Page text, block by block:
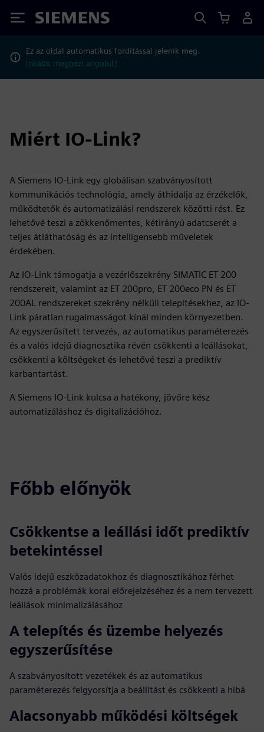
Siemens
Ez az oldal automatikus fordítással jelenik meg.
Inkább megnézi angolul?
Miért IO-Link?
A Siemens IO-Link egy globálisan szabványosított
kommunikációs technológia, amely áthidalja az érzékelők,
működtetők és automatizálási rendszerek közötti rést. Ez
lehetővé teszi a zökkenőmentes, kétirányú adatcserét a
teljes átláthatóság és az intelligensebb műveletek
érdekében.
Az IO-Link támogatja a vezérlőszekrény SIMATIC ET 200
rendszereit, valamint az ET 200pro, ET 200eco PN és ET
200AL rendszereket szekrény nélküli telepítésekhez, az IO-
Link páratlan rugalmasságot kínál minden környezetben.
Az egyszerűsített tervezés, az automatikus paraméterezés
és a valós idejű diagnosztika révén csökkenti a leállásokat,
csökkenti a költségeket és lehetővé teszi a prediktív
karbantartást.
A Siemens IO-Link kulcsa a hatékony, jövőre kész
automatizáláshoz és digitalizációhoz.
Főbb előnyök
Csökkentse a leállási időt prediktív
betekintéssel
Valós idejű eszközadatokhoz és diagnosztikához férhet
hozzá a problémák korai előrejelzéséhez és a nem tervezett
leállások minimalizálásához
A telepítés és üzembe helyezés
egyszerűsítése
A szabványosított vezetékek és az automatikus
paraméterezés felgyorsítja a beállítást és csökkenti a hibá
Alacsonyabb működési költségek